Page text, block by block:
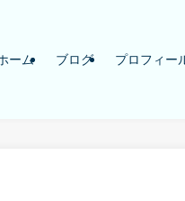
ーム ブログ プロフィー